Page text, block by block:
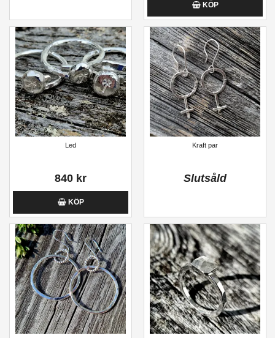
KÖP
Led
840 kr
KÖP
Kraft par
Slutsåld